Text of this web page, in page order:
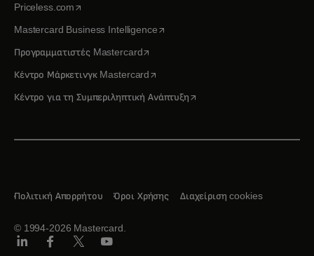
Priceless.comopens in a new tab
Mastercard Business Intelligenceopens in a new tab
Προγραμματιστές Mastercardopens in a new tab
Κέντρο Μάρκετινγκ Mastercardopens in a new tab
Κέντρο για τη Συμπεριληπτική Ανάπτυξηopens in a new tab
© 1994-2026 Mastercard.
Πολιτική Απορρήτου Όροι Χρήσης Διαχείριση cookies